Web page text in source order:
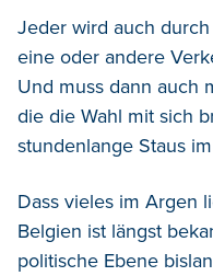
Jeder wird auch
eine oder andere
Und muss dann auch
die die Wahl mit sich
stundenlange Staus
Dass vieles im Argen
Belgien ist längst
politische Ebene